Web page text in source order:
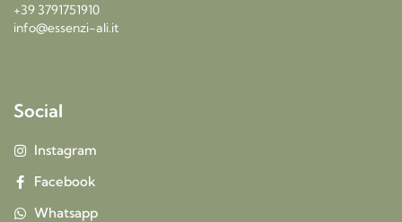
+39 3791751910
info@essenzi-ali.it
Social
Instagram
Facebook
Whatsapp